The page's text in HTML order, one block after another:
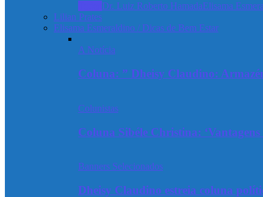
Dr. Luiz Roberto HamadaElisama
Lilian Prates
Elisama Esmeraldino / Dicas de Bem Estar
A Notícia
Coluna: ” Dheisy Claudino:
Colunistas
Coluna Sibéle Christina:
Banners Selecionados
Dheisy Claudino estreia coluna